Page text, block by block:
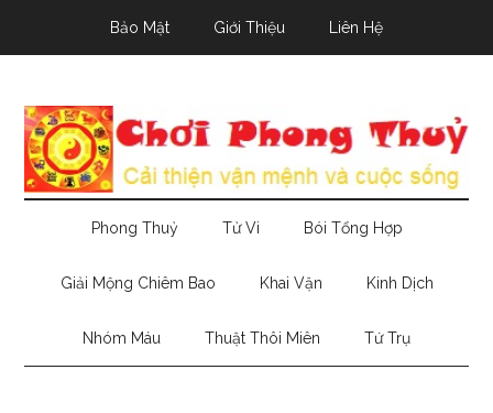
Bảo Mật Giới Thiệu Liên Hệ
Phong Thuỷ Tử Vi Bói Tổng Hợp
Giải Mộng Chiêm Bao Khai Vận Kinh Dịch
Nhóm Máu Thuật Thôi Miên Tứ Trụ